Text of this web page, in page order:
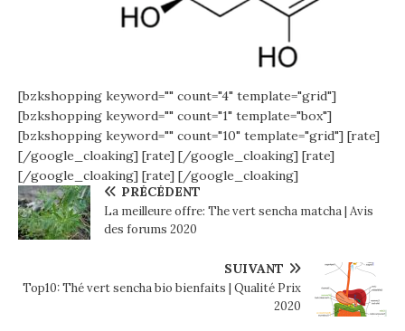
[bzkshopping keyword="" count="4" template="grid"]
[bzkshopping keyword="" count="1" template="box"]
[bzkshopping keyword="" count="10" template="grid"] [rate]
[/google_cloaking] [rate] [/google_cloaking] [rate]
[/google_cloaking] [rate] [/google_cloaking]
PRÉCÉDENT
La meilleure offre: The vert sencha matcha | Avis
des forums 2020
SUIVANT
Top10: Thé vert sencha bio bienfaits | Qualité Prix
2020